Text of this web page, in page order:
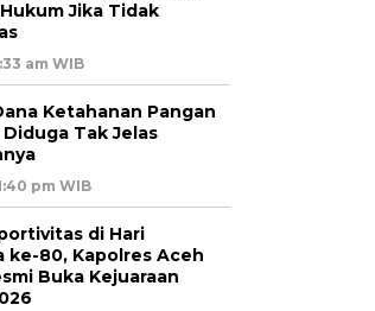
Jika Tidak
am WIB
Ketahanan Pangan
Tak Jelas
pm WIB
di Hari
ke-80, Kapolres Aceh
Buka Kejuaraan